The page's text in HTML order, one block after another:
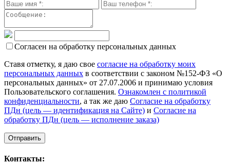
Согласен на обработку персональных данных
Ставя отметку, я даю свое согласие на обработку моих
персональных данных в соответствии с законом №152-ФЗ «О
персональных данных» от 27.07.2006 и принимаю условия
Пользовательского соглашения. Ознакомлен с политикой
конфиденциальности, а так же даю Согласие на обработку
ПДн (цель — идентификация на Сайте) и Согласие на
обработку ПДн (цель — исполнение заказа)
Контакты: